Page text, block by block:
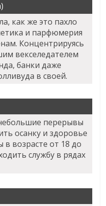
как же это пахло
и парфюмерия
Концентрируясь
векселедателем
банки даже
в своей.
перерывы
осанку и здоровье
возрасте от 18 до
службу в рядах